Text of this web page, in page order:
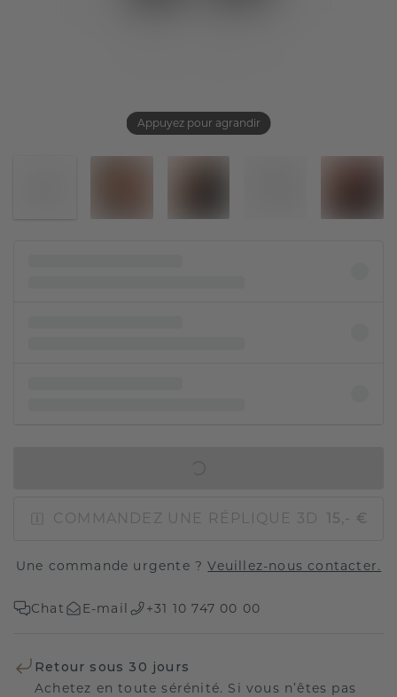
Appuyez pour agrandir
COMMANDEZ UNE RÉPLIQUE 3D 15,- €
Une commande urgente ?Veuillez-nous contacter.
Chat E-mail +31 10 747 00 00
Retour sous 30 jours
Achetez en toute sérénité. Si vous n’êtes pas